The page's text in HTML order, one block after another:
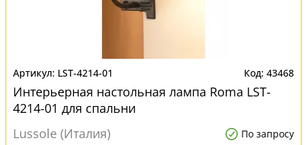
LST-4214-01 43468
Интерьерная настольная лампа Roma LST-
4214-01 для спальни
Lussole (Италия)
По запросу